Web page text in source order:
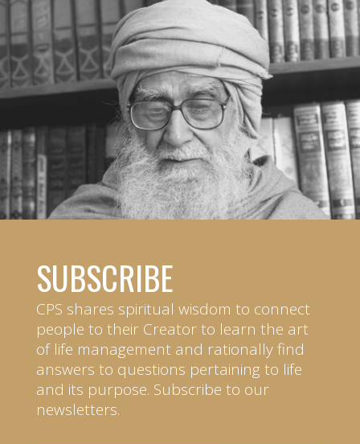
SUBSCRIBE
CPS shares spiritual wisdom to connect
people to their Creator to learn the art
of life management and rationally find
answers to questions pertaining to life
and its purpose. Subscribe to our
newsletters.